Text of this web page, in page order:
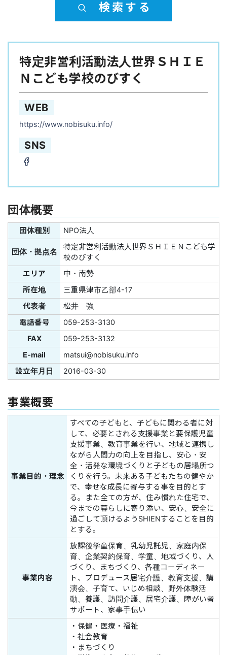
検索する
特定非営利活動法人世界ＳＨＩＥ
Ｎこども学校のびすく
WEB
https://www.nobisuku.info/
SNS
団体概要
団体種別 NPO法人
団体・拠点名
特定非営利活動法人世界ＳＨＩＥＮこども学
校のびすく
エリア
中・南勢
所在地
三重県津市乙部4-17
代表者
松井 強
電話番号
059-253-3130
FAX
059-253-3132
E-mail
matsui@nobisuku.info
設立年月日
2016-03-30
事業概要
事業目的・理念
すべての子どもと、子どもに関わる者に対
して、必要とされる支援事業と要保護児童
支援事業、教育事業を行い、地域と連携し
ながら人間力の向上を目指し、安心・安
全・活発な環境づくりと子どもの居場所つ
くりを行う。未来ある子どもたちの健やか
で、幸せな成長に寄与する事を目的とす
る。また全ての方が、住み慣れた住宅で、
今までの暮らしに寄り添い、安心、安全に
過ごして頂けるようSHIENすることを目的
とする。
事業内容
放課後学童保育、乳幼児託児、家庭内保
育、企業契約保育、学童、地域づくり、人
づくり、まちづくり、各種コーディネー
ト、プロデュース居宅介護、教育支援、講
演会、子育て、いじめ相談、野外体験活
動、養護、訪問介護、居宅介護、障がい者
サポート、家事手伝い
・保健・医療・福祉
・社会教育
・まちづくり